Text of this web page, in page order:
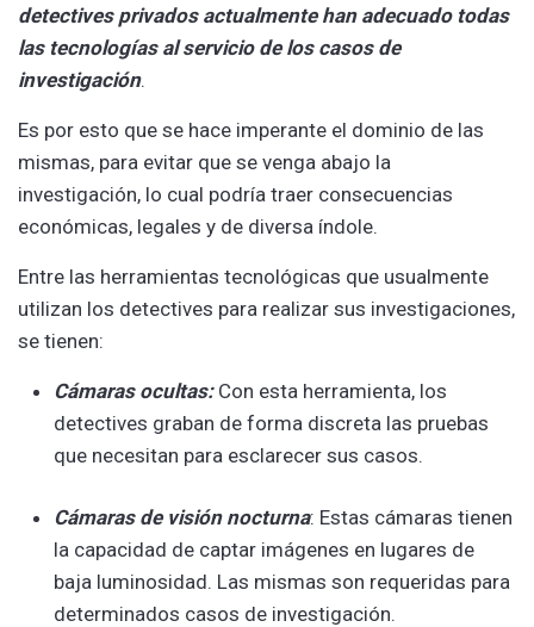
detectives privados actualmente han adecuado todas
las tecnologías al servicio de los casos de
investigación.
Es por esto que se hace imperante el dominio de las
mismas, para evitar que se venga abajo la
investigación, lo cual podría traer consecuencias
económicas, legales y de diversa índole.
Entre las herramientas tecnológicas que usualmente
utilizan los detectives para realizar sus investigaciones,
se tienen:
Cámaras ocultas:Con esta herramienta, los
detectives graban de forma discreta las pruebas
que necesitan para esclarecer sus casos.
Cámaras de visión nocturna: Estas cámaras tienen
la capacidad de captar imágenes en lugares de
baja luminosidad. Las mismas son requeridas para
determinados casos de investigación.